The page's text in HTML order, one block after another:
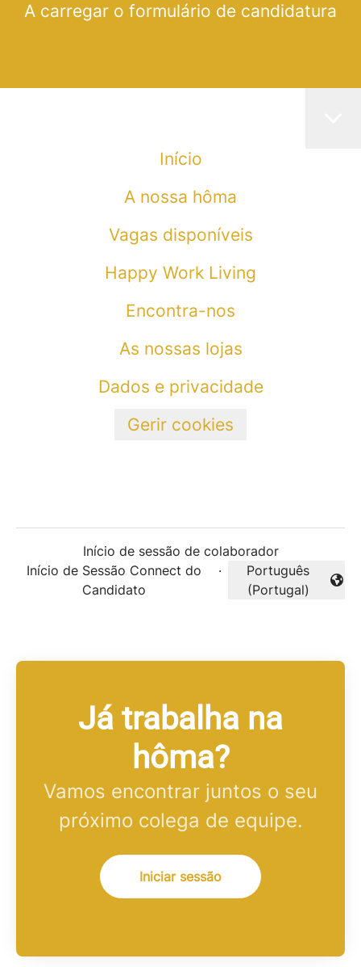
A carregar o formulário de candidatura
Início
A nossa hôma
Vagas disponíveis
Happy Work Living
Encontra-nos
As nossas lojas
Dados e privacidade
Gerir cookies
Início de sessão de colaborador
Início de Sessão Connect do
Candidato
·
Alterar idioma
Português
(Portugal)
Já trabalha na
hôma?
Vamos encontrar juntos o seu
próximo colega de equipe.
Iniciar sessão